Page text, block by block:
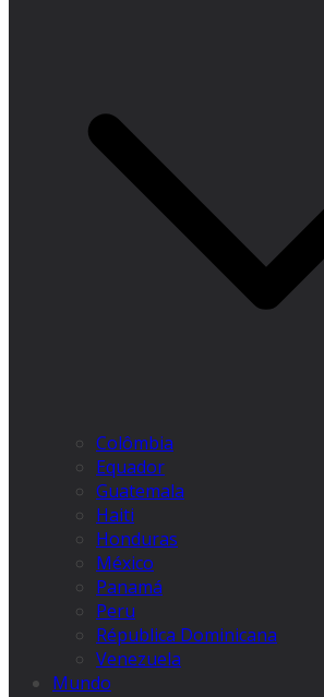
Colômbia
Equador
Guatemala
Haiti
Honduras
México
Panamá
Peru
Républica Dominicana
Venezuela
Mundo